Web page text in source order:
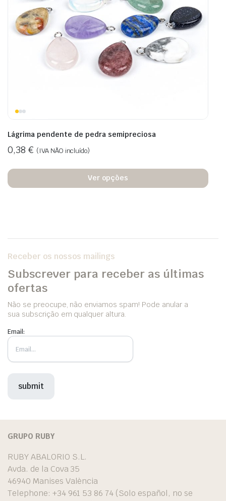
Lágrima pendente de pedra semipreciosa
0,38 € (IVA NÃO incluído)
Ver opções
Receber os nossos mailings
Subscrever para receber as últimas
ofertas
Não se preocupe, não enviamos spam! Pode anular a
sua subscrição em qualquer altura.
Email:
GRUPO RUBY
RUBY ABALORIO S.L.
Avda. de la Cova 35
46940 Manises València
Telephone: +34 961 53 86 74 (Solo español, no se